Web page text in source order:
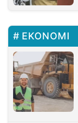
EKONOMI